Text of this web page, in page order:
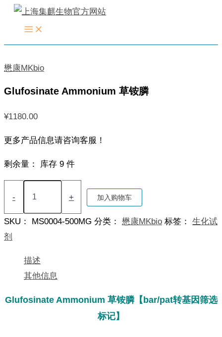
懋康MKbio
Glufosinate Ammonium 草铵膦
¥1180.00
更多产品信息请咨询客服！
剩余量： 库存 9 件
-
Glufosinate
Ammonium
铵
膦
数
+ 加入购物车
SKU： MS0004-500MG 分类： 懋康MKbio 标签： 生化试
剂
描述
其他信息
Glufosinate Ammonium 草铵膦【bar/pat转基因筛选
标记】